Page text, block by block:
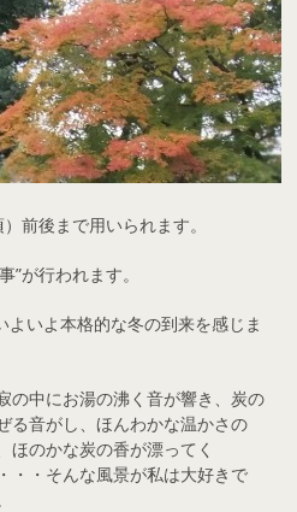
前後まで用いられます。
”が行われます。
いよ本格的な冬の到来を感じま
の中にお湯の沸く音が響き、炭の
る音がし、ほんわかな温かさの
ほのかな炭の香が漂ってく
・・そんな風景が私は大好きで